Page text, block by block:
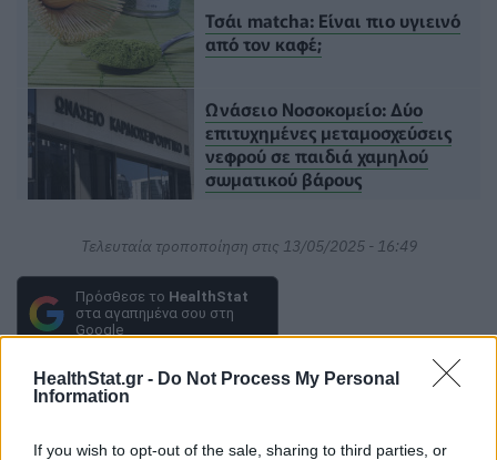
HealthStat.gr - Do Not Process My Personal
Information
If you wish to opt-out of the sale, sharing to third parties, or
Τσάι matcha: Είναι πιο υγιεινό
από τον καφέ;
Ωνάσειο Νοσοκομείο: Δύο
επιτυχημένες μεταμοσχεύσεις
νεφρού σε παιδιά χαμηλού
σωματικού βάρους
Τελευταία τροποποίηση στις 13/05/2025 - 16:49
Πρόσθεσε το HealthStat
στα αγαπημένα σου στη
Google
BAYER